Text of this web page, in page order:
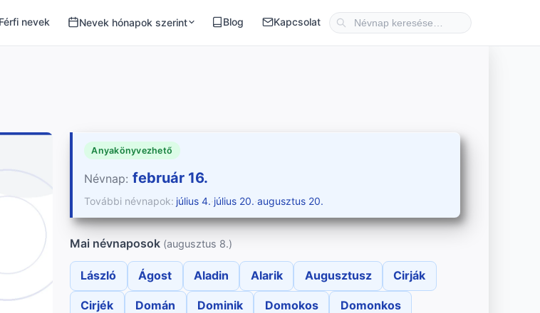
Férfi nevek Nevek hónapok szerint Blog Kapcsolat
Anyakönyvezhető
Névnap: február 16.
További névnapok: július 4.·július 20.·augusztus 20.
Mai névnaposok (augusztus 8.)
László Ágost Aladin Alarik Augusztusz Cirják
Cirjék Domán Dominik Domokos Domonkos